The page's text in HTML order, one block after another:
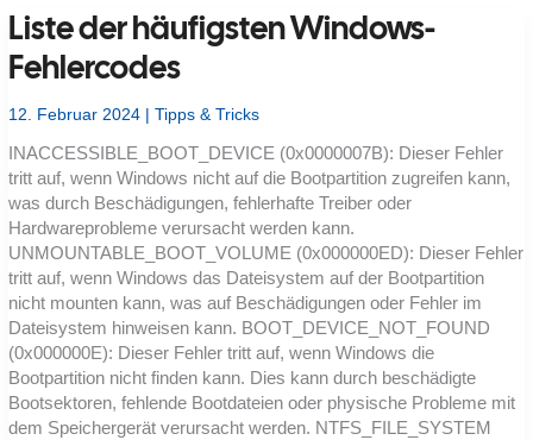
Liste der häufigsten Windows-
Fehlercodes
12. Februar 2024 |Tipps & Tricks
INACCESSIBLE_BOOT_DEVICE (0x0000007B): Dieser Fehler
tritt auf, wenn Windows nicht auf die Bootpartition zugreifen kann,
was durch Beschädigungen, fehlerhafte Treiber oder
Hardwareprobleme verursacht werden kann.
UNMOUNTABLE_BOOT_VOLUME (0x000000ED): Dieser Fehler
tritt auf, wenn Windows das Dateisystem auf der Bootpartition
nicht mounten kann, was auf Beschädigungen oder Fehler im
Dateisystem hinweisen kann. BOOT_DEVICE_NOT_FOUND
(0x000000E): Dieser Fehler tritt auf, wenn Windows die
Bootpartition nicht finden kann. Dies kann durch beschädigte
Bootsektoren, fehlende Bootdateien oder physische Probleme mit
dem Speichergerät verursacht werden. NTFS_FILE_SYSTEM